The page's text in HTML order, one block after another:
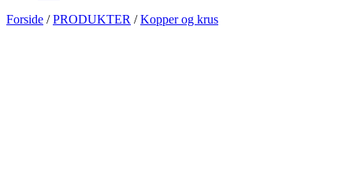
Forside /PRODUKTER /Kopper og krus